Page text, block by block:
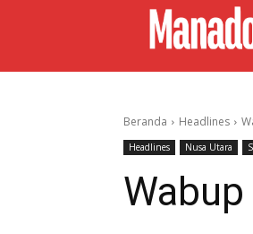
Beranda Headlines
Headlines Nusa Utara